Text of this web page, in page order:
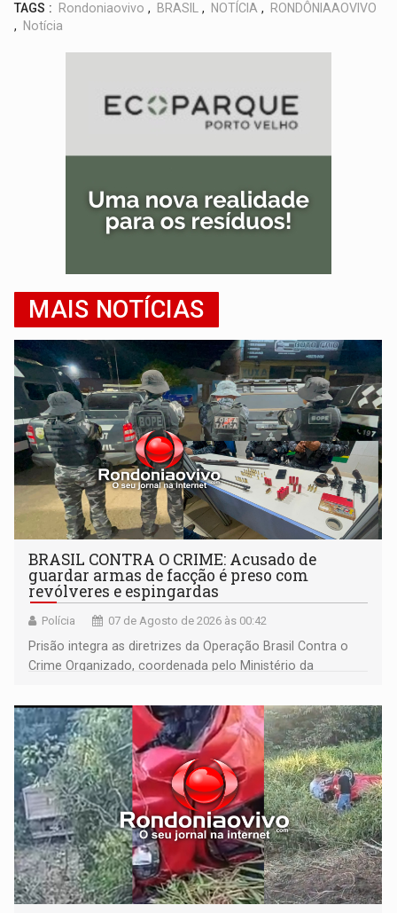
TAGS : Rondoniaovivo , BRASIL , NOTÍCIA ,
RONDÔNIAAOVIVO
,
Notícia
MAIS NOTÍCIAS
BRASIL CONTRA O CRIME: Acusado de
guardar armas de facção é preso com
revólveres e espingardas
Polícia 07 de Agosto de 2026 às 00:42
Prisão integra as diretrizes da Operação Brasil Contra o
Crime Organizado, coordenada pelo Ministério da